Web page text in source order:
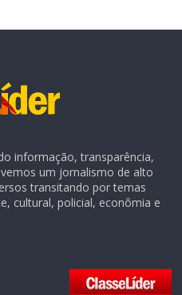
informação, transparência,
um jornalismo de alto
transitando por temas
cultural, policial, econômia e